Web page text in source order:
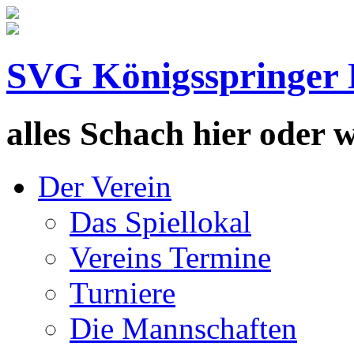
SVG Königsspringer
alles Schach hier oder
Der Verein
Das Spiellokal
Vereins Termine
Turniere
Die Mannschaften